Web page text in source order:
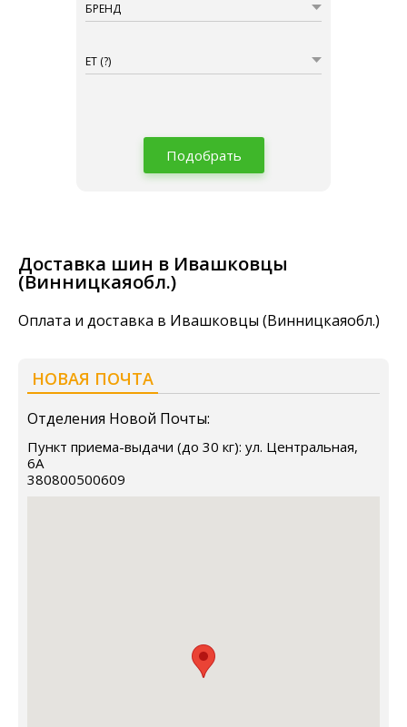
БРЕНД
ET (?)
Подобрать
Доставка шин в Ивашковцы
(Винницкаяобл.)
Оплата и доставка в Ивашковцы (Винницкаяобл.)
НОВАЯ ПОЧТА
Отделения Новой Почты:
Пункт приема-выдачи (до 30 кг): ул. Центральная,
6А
380800500609